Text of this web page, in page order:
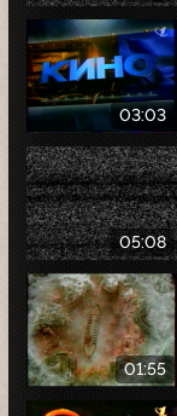
03:03
05:08
01:55